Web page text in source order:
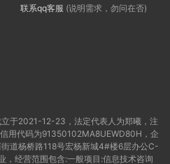
联系qq客服 (说明需求，勿问在否)
于2021-12-23，法定代表人为郑曦，注
用代码为91350102MA8UEWD80H，企
道杨桥路118号宏杨新城4#楼6层办公C-
，经营范围包含:一般项目:信息技术咨询